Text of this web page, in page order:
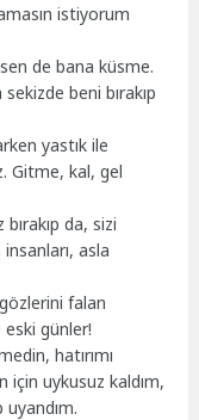
istiyorum
de bana küsme.
beni bırakıp
yastık ile
Gitme, kal, gel
da, sizi
asla
falan
günler!
hatırımı
için uykusuz kaldım,
uyandım.